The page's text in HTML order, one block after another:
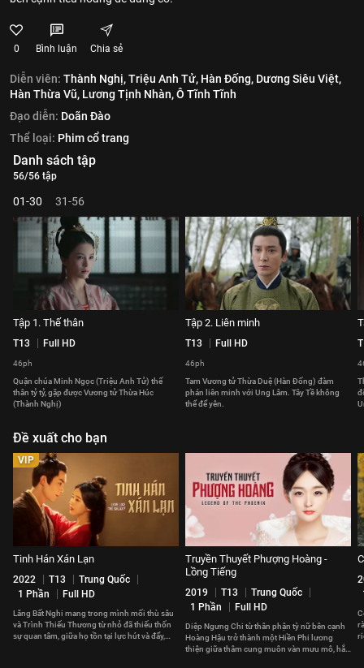
0 Bình luận Chia sẻ
Diễn viên: Thành Nghị,Triệu Anh Tử, Hàn Đống, Dương Siêu Việt,
Hàn Thừa Vũ, Lương Tịnh Nhàn,Ô Tĩnh Tĩnh
Đạo diễn: Doãn Đào
Thể loại: Phim cổ trang
Danh sách tập
56/56 tập
01-30 31-56
Tập 1. Thế thân
T13 Full HD
46ph
Quận chúa Minh Ngọc (Triệu Anh Tử) thế
thân tỷ tỷ, gặp được Vương tử Thừa Húc
(Thành Nghị)
Tập 2. Liên minh
T13 Full HD
46ph
Tam Vương tử Thừa Duệ (Hàn Đống) đàm
phán liên minh với Ung Lâm. Tây Tề không
thể để yên.
Đề xuất cho bạn
VIP
Tinh Hán Xán Lạn
2022 T13
Trung Quốc
1 Phần
Full HD
Lăng Bất Nghi mang trong mình mối thù sâu
và Trình Thiếu Thương từ nhỏ đã thiếu thốn
sự quan tâm, giữa họ tồn tại lực hút và đẩy,
Truyền Thuyết Phượng Hoàng -
Lồng Tiếng
2019 T13
Trung Quốc
1 Phần
Full HD
Diệp Ngưng Chi từ thân phận tỳ nữ bên cạnh
Hoàng Hậu trở thành một Hiền Phi lương
thiện giữa thâm cung muôn vàn mưu mô, hắc